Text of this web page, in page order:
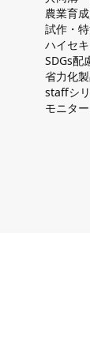
農業育
試作・
ハイセ
SDGs配
省力化
staffシリ
モニタ